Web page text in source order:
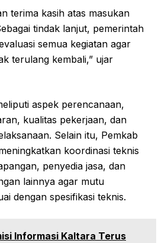
terima kasih atas masukan
tindak lanjut, pemerintah
semua kegiatan agar
terulang kembali,” ujar
aspek perencanaan,
kualitas pekerjaan, dan
Selain itu, Pemkab
koordinasi teknis
penyedia jasa, dan
lainnya agar mutu
dengan spesifikasi teknis.
Informasi Kaltara Terus